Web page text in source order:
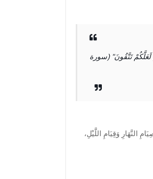
لَعَلَّكُمْ تَتَّقُونَ" (سورة
النَّهَارِ وَقِيَامِ اللَّيْلِ،